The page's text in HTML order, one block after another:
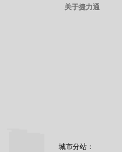
关于捷力通
城市分站：